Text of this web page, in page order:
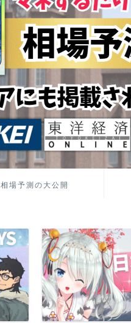
相場予測の大公開